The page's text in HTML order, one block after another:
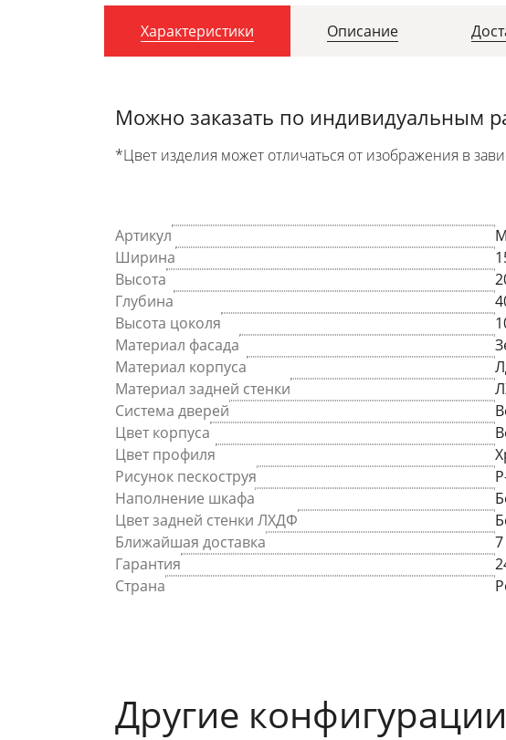
Характеристики Описание
Можно заказать по индивидуальным
*Цвет изделия может отличаться от изображения в
Артикул
Ширина
Высота
Глубина
Высота цоколя
Материал фасада
Материал корпуса
Материал задней стенки
Система дверей
Цвет корпуса
Цвет профиля
Рисунок пескоструя
Наполнение шкафа
Цвет задней стенки ЛХДФ
Ближайшая доставка
Гарантия
Страна
Другие конфигурации